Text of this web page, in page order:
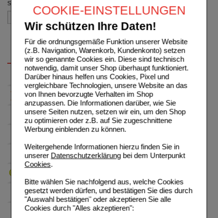
COOKIE-EINSTELLUNGEN
Wir schützen Ihre Daten!
Für die ordnungsgemäße Funktion unserer Website
(z.B. Navigation, Warenkorb, Kundenkonto) setzen
wir so genannte Cookies ein. Diese sind technisch
notwendig, damit unser Shop überhaupt funktioniert.
Darüber hinaus helfen uns Cookies, Pixel und
vergleichbare Technologien, unsere Website an das
von Ihnen bevorzugte Verhalten im Shop
anzupassen. Die Informationen darüber, wie Sie
unsere Seiten nutzen, setzen wir ein, um den Shop
zu optimieren oder z.B. auf Sie zugeschnittene
Werbung einblenden zu können.
Weitergehende Informationen hierzu finden Sie in
unserer Datenschutzerklärungbei dem Unterpunkt
Cookies.
Bitte wählen Sie nachfolgend aus, welche Cookies
gesetzt werden dürfen, und bestätigen Sie dies durch
"Auswahl bestätigen" oder akzeptieren Sie alle
Cookies durch "Alles akzeptieren":
Sortieren nach